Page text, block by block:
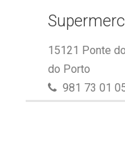
15121 Ponte
do Porto
981 73 01